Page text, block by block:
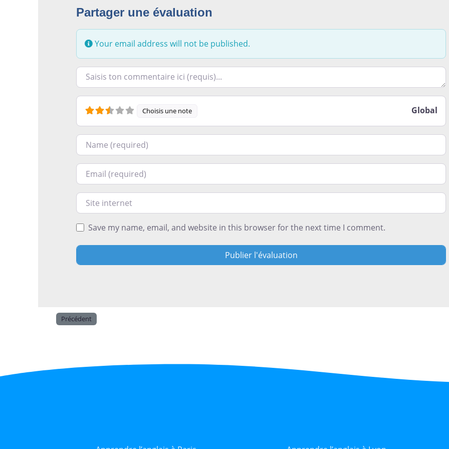
Partager une évaluation
Your email address will not be published.
Racontez-nous ce que vous avez le plus et le moins aimé lors de votre expérience de vie ici.
Choisis une note Global
Nom
Courriel
Site internet
Save my name, email, and website in this browser for the next time I comment.
Précédent